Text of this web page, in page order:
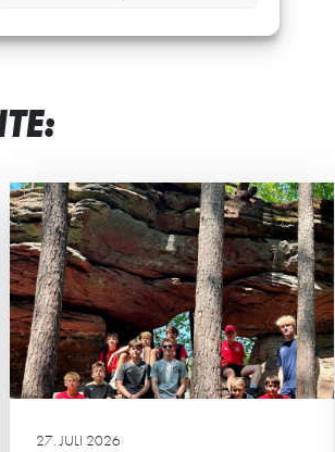
27. JULI 2026
STRAHLENDE GESICHTER
BEI JUNG UND ALT
Beim Eltern-Kind-Turnier der HG-
Minis standen vor allem der
gemeinsame Spaß, sportlicher
Ehrgeiz und das Miteinander im